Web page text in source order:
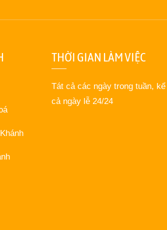
THỜI GIAN LÀM VIỆC
Tát cả các ngày trong tuần, kể
cả ngày lễ 24/24